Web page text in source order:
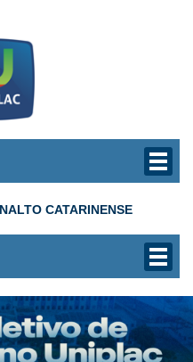
CATARINENSE